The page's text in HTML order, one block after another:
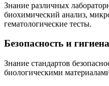
Знание различных
биохимический анализ,
гематологические тесты.
Безопасность и
Знание стандартов
биологическими